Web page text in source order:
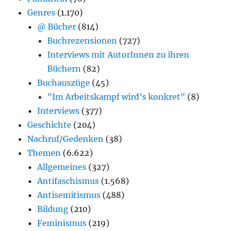
Genres (1.170)
@ Bücher (814)
Buchrezensionen (727)
Interviews mit AutorInnen zu ihren
Büchern (82)
Buchauszüge (45)
"Im Arbeitskampf wird’s konkret" (8)
Interviews (377)
Geschichte (204)
Nachruf/Gedenken (38)
Themen (6.622)
Allgemeines (327)
Antifaschismus (1.568)
Antisemitismus (488)
Bildung (210)
Feminismus (219)